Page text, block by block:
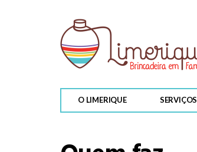
O LIMERIQUE SERVIÇOS